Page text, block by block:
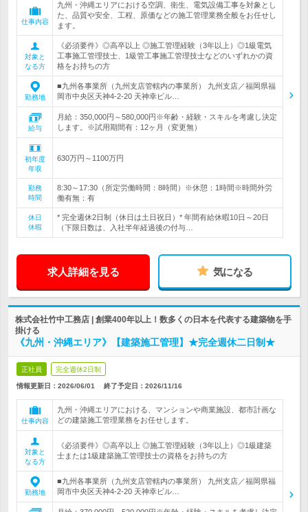
仕事内容
九州・沖縄エリアにおける空調、衛生、電気設備工事を対象とし
た、品質や安全、工程、原価などの施工管理業務全般をお任せし
ます。
対象と
なる方
《必須要件》◎高卒以上 ◎施工管理経験（3年以上）◎1級電気
工事施工管理技士、1級管工事施工管理技士などのいずれかの資
格をお持ちの方
勤務地
■九州各事業所（九州支店管轄内の事業所） 九州支店／福岡県福
岡市中央区天神4-2-20 天神幸ビル…
給与
月給：350,000円～580,000円※年齢・経験・スキルを考慮し決定
します。※試用期間有：12ヶ月（変更無）
初年度
年収
630万円～1100万円
勤務
時間
8:30～17:30（所定労働時間：8時間）※休憩：1時間※時間外労
働有無：有
休日
休暇
* 完全週休2日制（休日は土日祝日）* 年間有給休暇10日～20日
（下限日数は、入社半年経過後の付与…
求人詳細を見る 気になる
株式会社竹中工務店 | 創業400年以上！数多くの日本を代表する建築物を手
掛ける
《九州・沖縄エリア》【建築施工管理】★完全週休二日制★
正社員 完全週休2日制
情報更新日：2026/06/01 終了予定日： 2026/11/16
仕事内容
九州・沖縄エリアにおける、マンションや商業施設、都市計画な
どの建築施工管理業務をお任せします。
対象と
なる方
《必須要件》◎高卒以上 ◎施工管理経験（3年以上）◎1級建築
士または1級建築施工管理技士の資格をお持ちの方
勤務地
■九州各事業所（九州支店管轄内の事業所） 九州支店／福岡県福
岡市中央区天神4-2-20 天神幸ビル…